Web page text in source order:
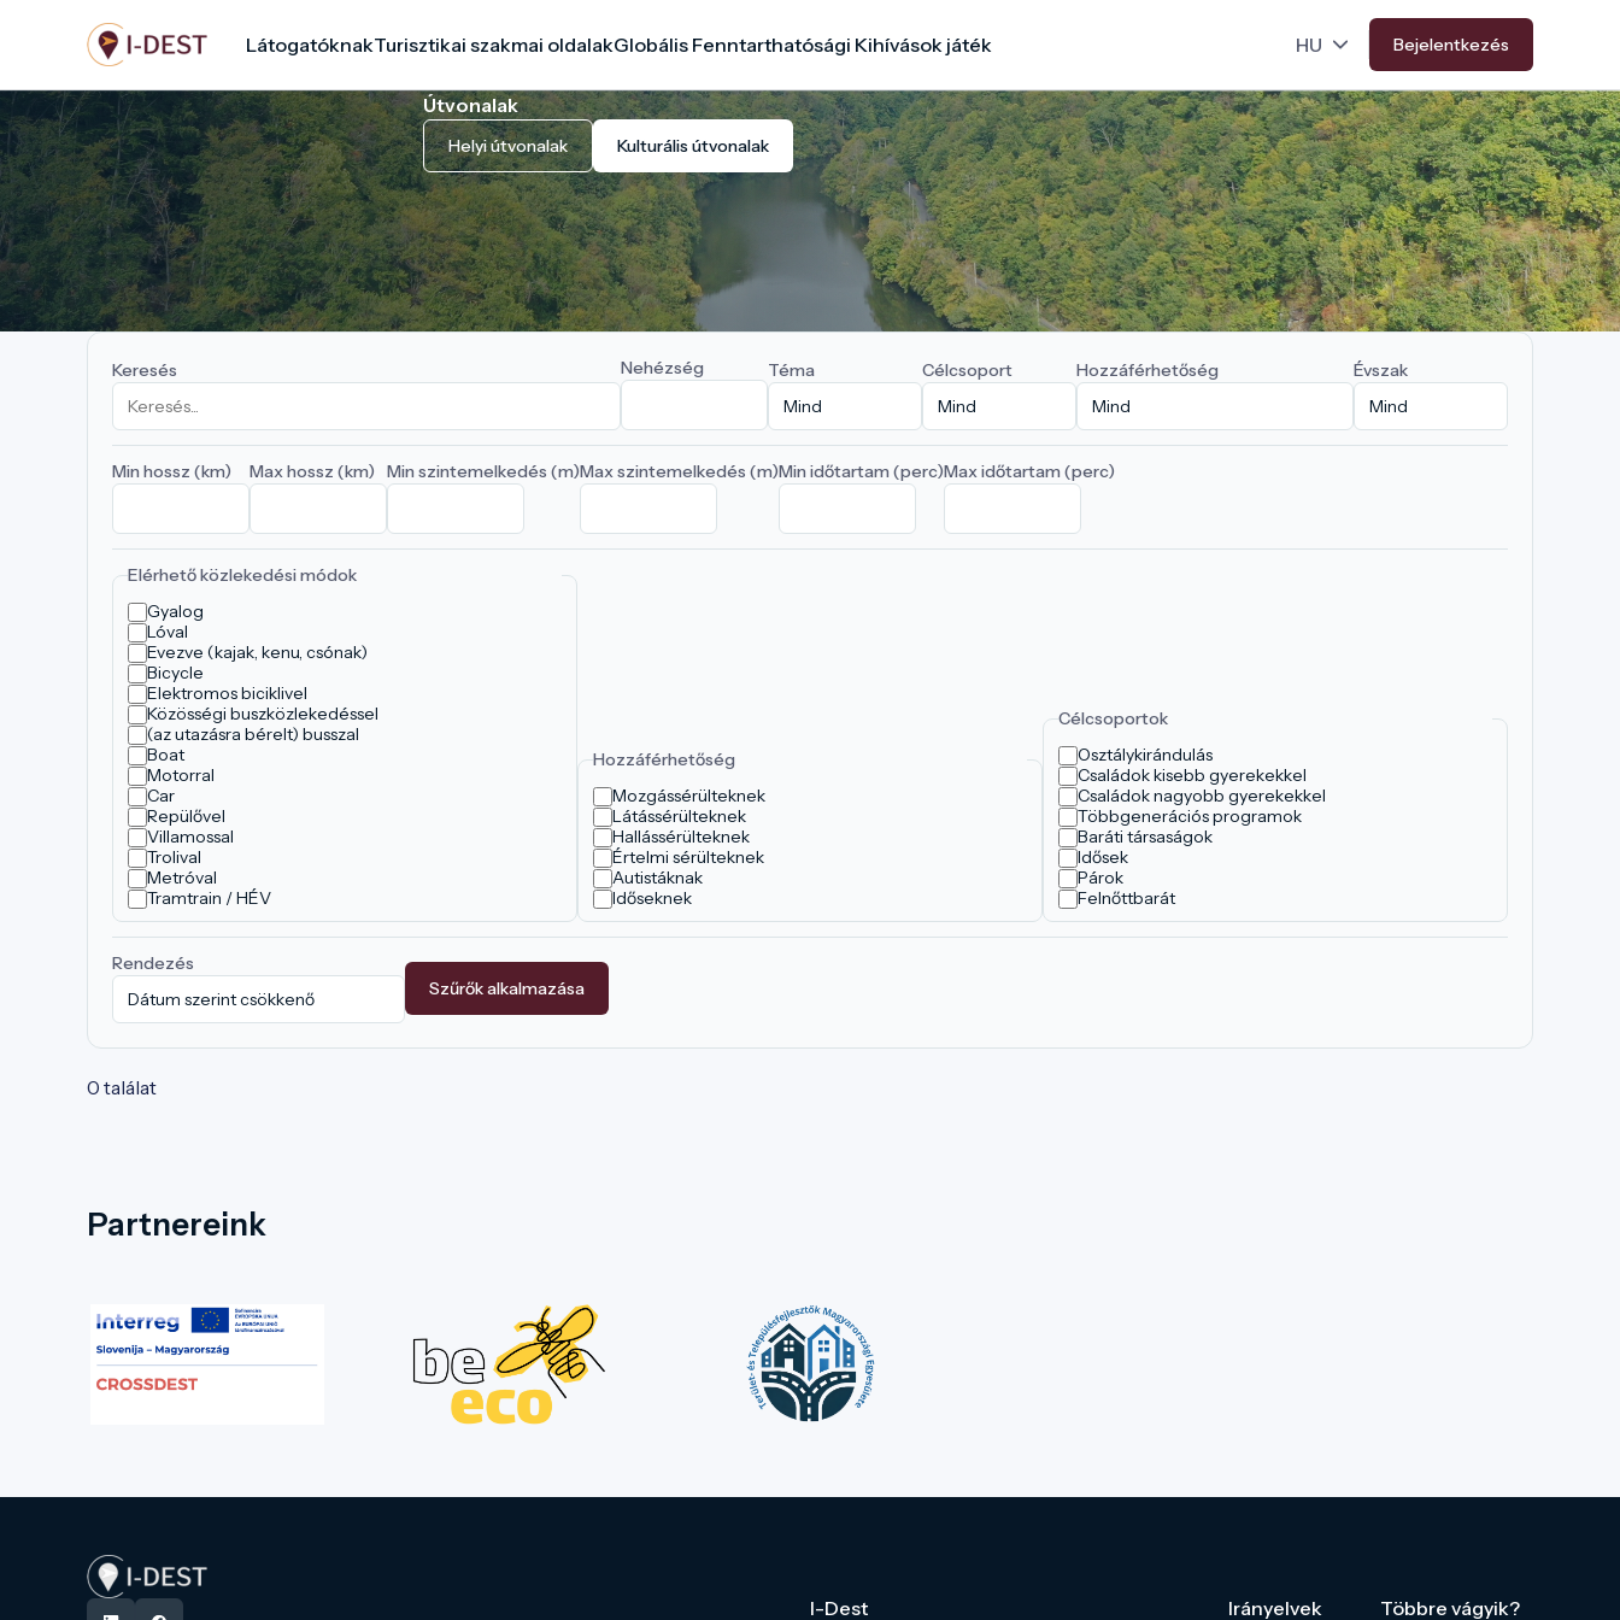
tartalomra
LátogatóknakTurisztikai szakmai oldalakGlobális Fenntarthatósági Kihívások játék Bejelentkezés
Útvonalak
Helyi útvonalak Kulturális útvonalak
Keresés Nehézség Téma Célcsoport Hozzáférhetőség Évszak
Min hossz (km) Max hossz (km) Min szintemelkedés (m)Max szintemelkedés (m)Min időtartam (perc)Max időtartam (perc)
Elérhető közlekedési módok
Gyalog
Lóval
Evezve (kajak, kenu, csónak)
Bicycle
Elektromos biciklivel
Közösségi buszközlekedéssel
(az utazásra bérelt) busszal
Boat
Motorral
Car
Repülővel
Villamossal
Trolival
Metróval
Tramtrain / HÉV
Hozzáférhetőség
Mozgássérülteknek
Látássérülteknek
Hallássérülteknek
Értelmi sérülteknek
Autistáknak
Időseknek
Célcsoportok
Osztálykirándulás
Családok kisebb gyerekekkel
Családok nagyobb gyerekekkel
Többgenerációs programok
Baráti társaságok
Idősek
Párok
Felnőttbarát
Rendezés
Szűrők alkalmazása
0 találat
Partnereink
I-Dest Irányelvek Többre vágyik?